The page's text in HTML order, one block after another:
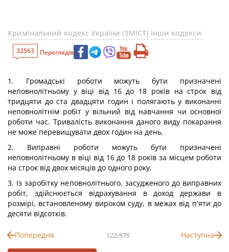
Кримінальний кодекс України (ЗМІСТ) Інши кодекси
32563 Переглядів
1. Громадські роботи можуть бути призначені
неповнолітньому у віці від 16 до 18 років на строк від
тридцяти до ста двадцяти годин і полягають у виконанні
неповнолітнім робіт у вільний від навчання чи основної
роботи час. Тривалість виконання даного виду покарання
не може перевищувати двох годин на день.
2. Виправні роботи можуть бути призначені
неповнолітньому в віці від 16 до 18 років за місцем роботи
на строк від двох місяців до одного року.
3. Із заробітку неповнолітнього, засудженого до виправних
робіт, здійснюється відрахування в доход держави в
розмірі, встановленому вироком суду, в межах від п'яти до
десяти відсотків.
Попередня 122/575 Наступна